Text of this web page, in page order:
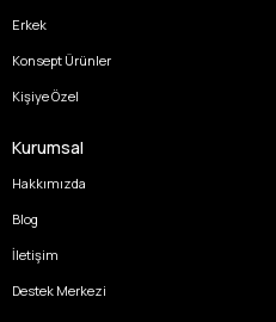
Erkek
Konsept Ürünler
Kişiye Özel
Kurumsal
Hakkımızda
Blog
İletişim
Destek Merkezi